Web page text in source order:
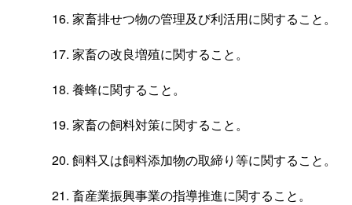
家畜排せつ物の管理及び利活用に関すること。
家畜の改良増殖に関すること。
養蜂に関すること。
家畜の飼料対策に関すること。
飼料又は飼料添加物の取締り等に関すること。
畜産業振興事業の指導推進に関すること。